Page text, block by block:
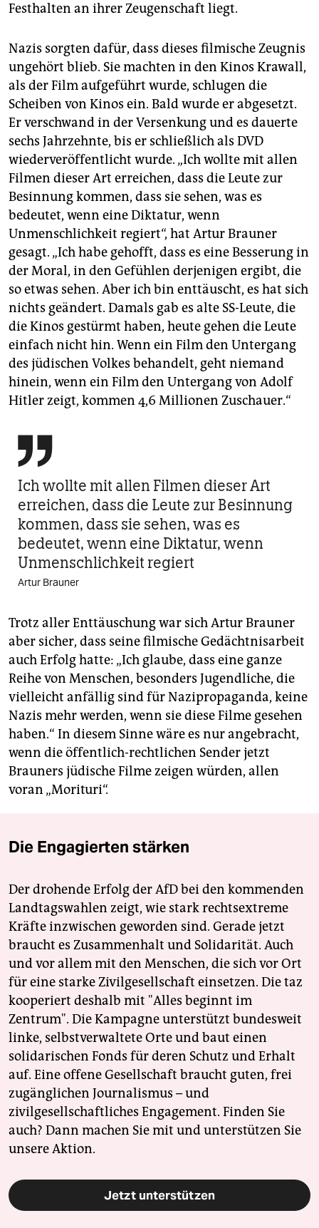
Festhalten an ihrer Zeugenschaft liegt.
Nazis sorgten dafür, dass dieses filmische Zeugnis
ungehört blieb. Sie machten in den Kinos Krawall,
als der Film aufgeführt wurde, schlugen die
Scheiben von Kinos ein. Bald wurde er abgesetzt.
Er verschwand in der Versenkung und es dauerte
sechs Jahrzehnte, bis er schließlich als DVD
wiederveröffentlicht wurde. „Ich wollte mit allen
Filmen dieser Art erreichen, dass die Leute zur
Besinnung kommen, dass sie sehen, was es
bedeutet, wenn eine Diktatur, wenn
Unmenschlichkeit regiert“, hat Artur Brauner
gesagt. „Ich habe gehofft, dass es eine Besserung in
der Moral, in den Gefühlen derjenigen ergibt, die
so etwas sehen. Aber ich bin enttäuscht, es hat sich
nichts geändert. Damals gab es alte SS-Leute, die
die Kinos gestürmt haben, heute gehen die Leute
einfach nicht hin. Wenn ein Film den Untergang
des jüdischen Volkes behandelt, geht niemand
hinein, wenn ein Film den Untergang von Adolf
Hitler zeigt, kommen 4,6 Millionen Zuschauer.“

Ich wollte mit allen Filmen dieser Art
erreichen, dass die Leute zur Besinnung
kommen, dass sie sehen, was es
bedeutet, wenn eine Diktatur, wenn
Unmenschlichkeit regiert
Artur Brauner
Trotz aller Enttäuschung war sich Artur Brauner
aber sicher, dass seine filmische Gedächtnisarbeit
auch Erfolg hatte: „Ich glaube, dass eine ganze
Reihe von Menschen, besonders Jugendliche, die
vielleicht anfällig sind für Nazipropaganda, keine
Nazis mehr werden, wenn sie diese Filme gesehen
haben.“ In diesem Sinne wäre es nur angebracht,
wenn die öffentlich-rechtlichen Sender jetzt
Brauners jüdische Filme zeigen würden, allen
voran „Morituri“.
Die Engagierten stärken
Der drohende Erfolg der AfD bei den kommenden
Landtagswahlen zeigt, wie stark rechtsextreme
Kräfte inzwischen geworden sind. Gerade jetzt
braucht es Zusammenhalt und Solidarität. Auch
und vor allem mit den Menschen, die sich vor Ort
für eine starke Zivilgesellschaft einsetzen. Die taz
kooperiert deshalb mit "Alles beginnt im
Zentrum". Die Kampagne unterstützt bundesweit
linke, selbstverwaltete Orte und baut einen
solidarischen Fonds für deren Schutz und Erhalt
auf. Eine offene Gesellschaft braucht guten, frei
zugänglichen Journalismus – und
zivilgesellschaftliches Engagement. Finden Sie
auch? Dann machen Sie mit und unterstützen Sie
unsere Aktion.
Jetzt unterstützen